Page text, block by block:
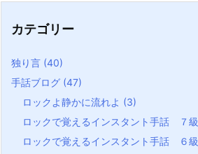
カテゴリー
独り言 (40)
手話ブログ (47)
ロックよ静かに流れよ (3)
ロックで覚えるインスタント手話 ７級
ロックで覚えるインスタント手話 ６級